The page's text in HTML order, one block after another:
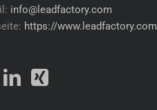
info@leadfactory.com
https://www.leadfactory.com